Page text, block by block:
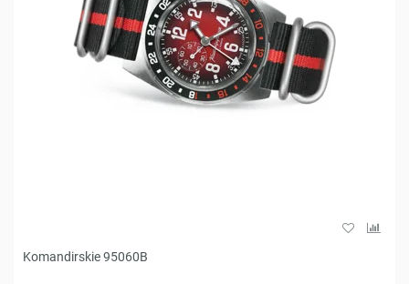
Komandirskie 95060B